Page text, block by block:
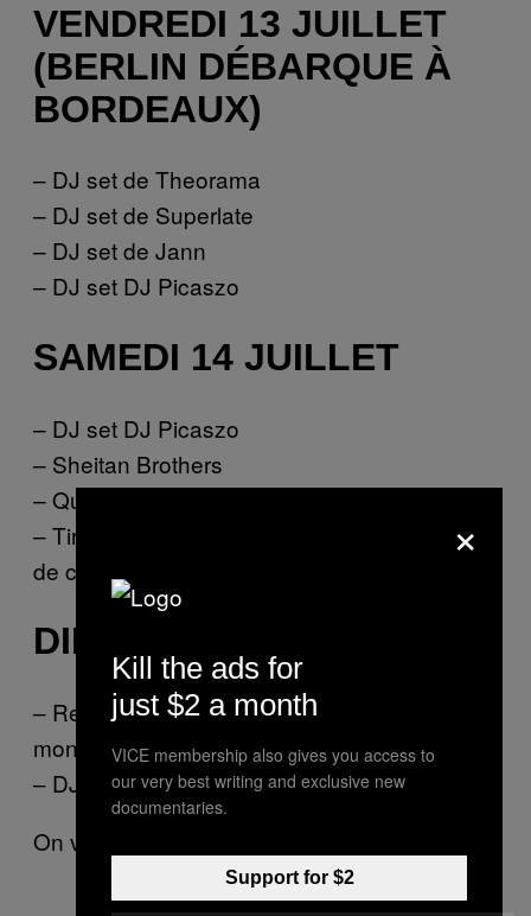
VENDREDI 13 JUILLET
(BERLIN DÉBARQUE À
BORDEAUX)
– DJ set de Theorama
– DJ set de Superlate
– DJ set de Jann
– DJ set DJ Picaszo
SAMEDI 14 JUILLET
– DJ set DJ Picaszo
– Sheitan Brothers
– Queer interior
– Tirage au sort pour gagner la fameuse tête
de cerf
DIMANCHE 15 JUILLET
– Retransmission de la finale de la Coupe du
monde (on espère avec les Bleus)
– DJ set DJ Picaszo
On vous attend nombreux !
×
Kill the ads for
just $2 a month
VICE membership also gives you access to
our very best writing and exclusive new
documentaries.
Support for $2